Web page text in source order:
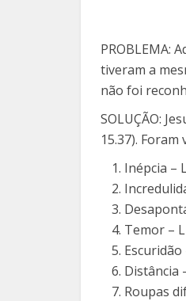
PROBLEMA:
tiveram a
não foi
SOLUÇÃO:
15.37).
Inépcia –
Temor –
Escuridão
Distância
Roupas